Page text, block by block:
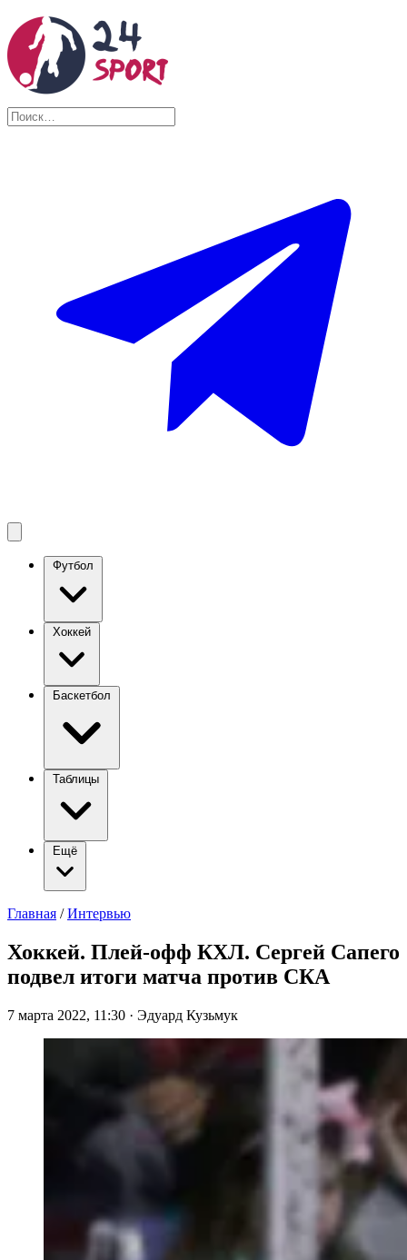
Футбол
Хоккей
Баскетбол
Таблицы
Ещё
Главная / Интервью
Хоккей. Плей-офф КХЛ. Сергей Сапего
подвел итоги матча против СКА
7 марта 2022, 11:30 · Эдуард Кузьмук